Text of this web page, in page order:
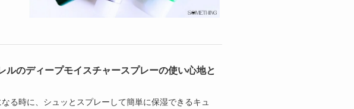
ルのディープモイスチャースプレーの使い心地と
る時に、シュッとスプレーして簡単に保湿できるキュ